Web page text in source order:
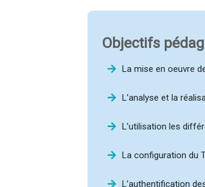
Objectifs
La mise en oeuvre
L’analyse et la
L’utilisation les
La configuration du
L’authentification